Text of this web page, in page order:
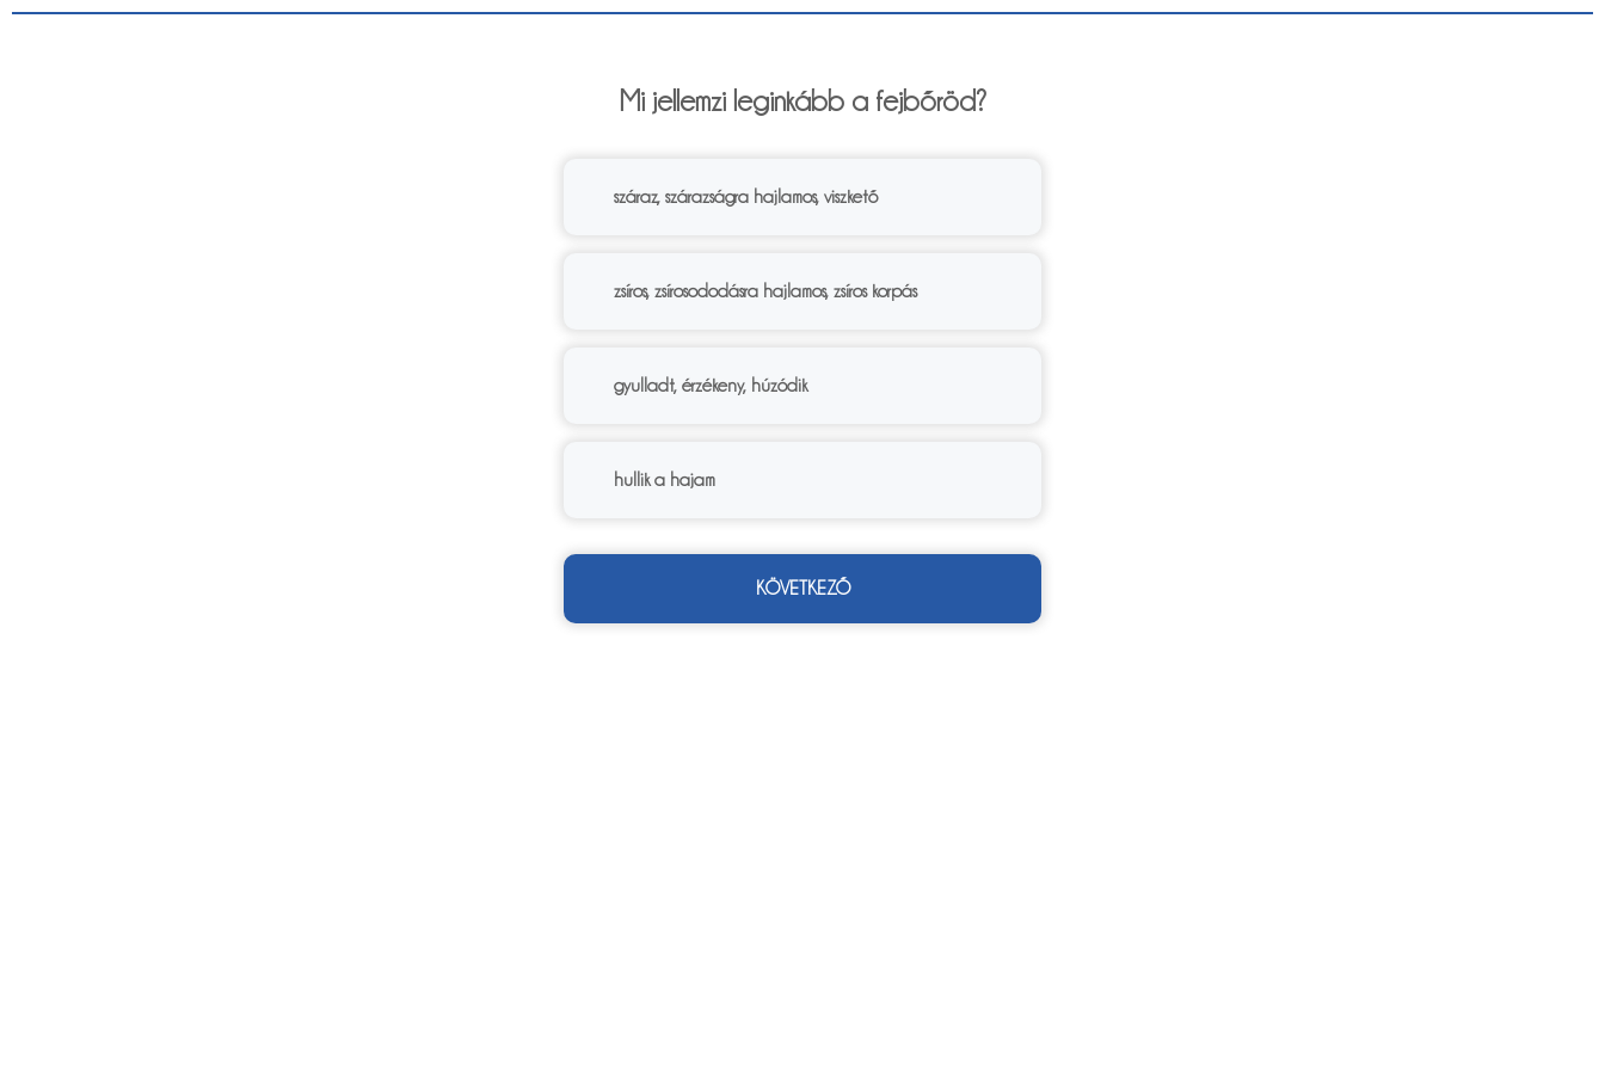
Mi jellemzi leginkább a fejbőröd?
száraz, szárazságra hajlamos, viszkető
zsíros, zsírosododásra hajlamos, zsíros korpás
gyulladt, érzékeny, húzódik
hullik a hajam
KÖVETKEZŐ